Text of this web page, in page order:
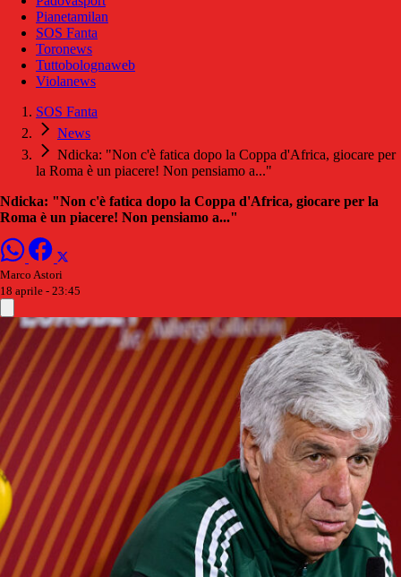
Pianetamilan
SOS Fanta
Toronews
Tuttobolognaweb
Violanews
SOS Fanta
News
Ndicka: "Non c'è fatica dopo la Coppa d'Africa, giocare per
la Roma è un piacere! Non pensiamo a..."
Ndicka: "Non c'è fatica dopo la Coppa d'Africa, giocare per la
Roma è un piacere! Non pensiamo a..."
Marco Astori
18 aprile - 23:45